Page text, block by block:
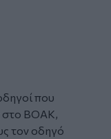
που
στο ΒΟΑΚ,
τον οδηγό